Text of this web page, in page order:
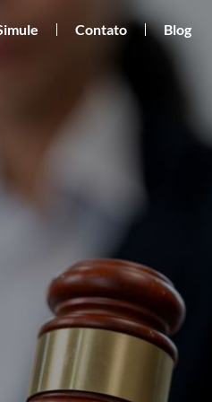
Contato Blog